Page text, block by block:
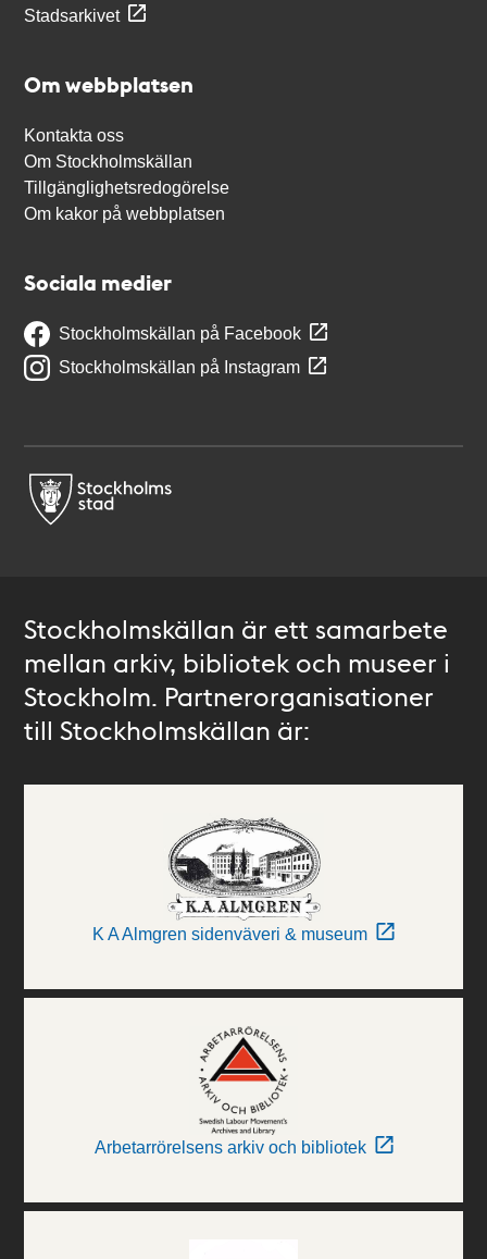
Stadsarkivet
Om webbplatsen
Kontakta oss
Om Stockholmskällan
Tillgänglighetsredogörelse
Om kakor på webbplatsen
Sociala medier
Stockholmskällan på Facebook
Stockholmskällan på Instagram
Stockholmskällan är ett samarbete
mellan arkiv, bibliotek och museer i
Stockholm. Partnerorganisationer
till Stockholmskällan är:
K A Almgren sidenväveri & museum
Arbetarrörelsens arkiv och bibliotek